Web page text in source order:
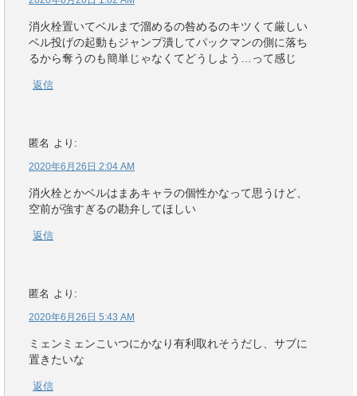
消火栓置いてベルまで溜めるの咎めるのキツくて厳しい
ベル投げの起動もジャンプ潰してパックマンの側に落ち
るから奪うのも簡単じゃなくてどうしよう…って感じ
返信
匿名 より:
2020年6月26日 2:04 AM
消火栓とかベルはまあキャラの個性かなって思うけど、
空前が強すぎるの勘弁してほしい
返信
匿名 より:
2020年6月26日 5:43 AM
ミェンミェンこいつにかなり有利取れそうだし、サブに
置きたいな
返信